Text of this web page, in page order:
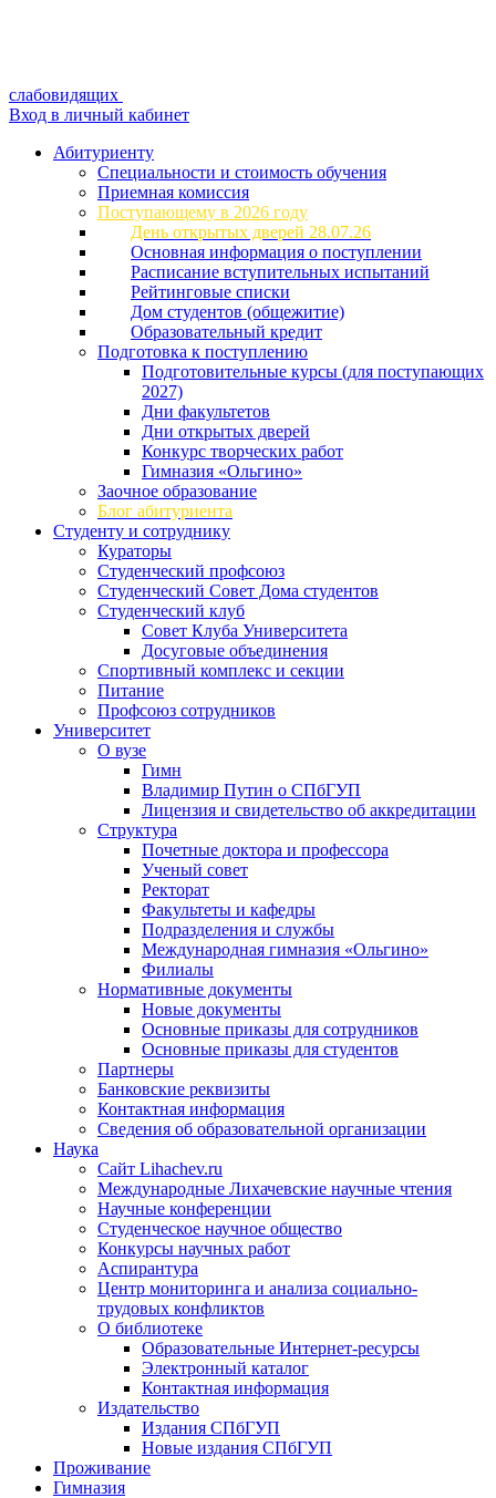
слабовидящих
Вход в личный кабинет
Абитуриенту
Специальности и стоимость обучения
Приемная комиссия
Поступающему в 2026 году
День открытых дверей 28.07.26
Основная информация о поступлении
Расписание вступительных испытаний
Рейтинговые списки
Дом студентов (общежитие)
Образовательный кредит
Подготовка к поступлению
Подготовительные курсы (для поступающих
2027)
Дни факультетов
Дни открытых дверей
Конкурс творческих работ
Гимназия «Ольгино»
Заочное образование
Блог абитуриента
Студенту и сотруднику
Кураторы
Студенческий профсоюз
Студенческий Совет Дома студентов
Студенческий клуб
Совет Клуба Университета
Досуговые объединения
Спортивный комплекс и секции
Питание
Профсоюз сотрудников
Университет
О вузе
Гимн
Владимир Путин о СПбГУП
Лицензия и свидетельство об аккредитации
Структура
Почетные доктора и профессора
Ученый совет
Ректорат
Факультеты и кафедры
Подразделения и службы
Международная гимназия «Ольгино»
Филиалы
Нормативные документы
Новые документы
Основные приказы для сотрудников
Основные приказы для студентов
Партнеры
Банковские реквизиты
Контактная информация
Сведения об образовательной организации
Наука
Сайт Lihachev.ru
Международные Лихачевские научные чтения
Научные конференции
Студенческое научное общество
Конкурсы научных работ
Аспирантура
Центр мониторинга и анализа социально-
трудовых конфликтов
О библиотеке
Образовательные Интернет-ресурсы
Электронный каталог
Контактная информация
Издательство
Издания СПбГУП
Новые издания СПбГУП
Проживание
Гимназия